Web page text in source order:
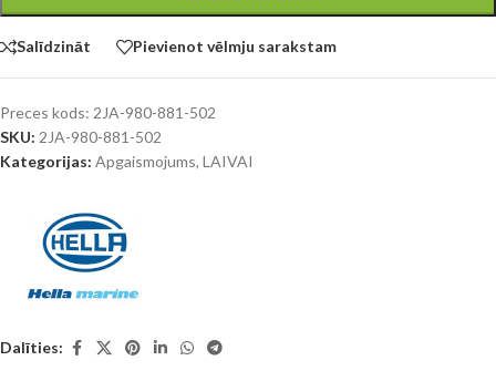
Salīdzināt Pievienot vēlmju sarakstam
Preces kods: 2JA-980-881-502
SKU: 2JA-980-881-502
Kategorijas: Apgaismojums, LAIVAI
Dalīties: